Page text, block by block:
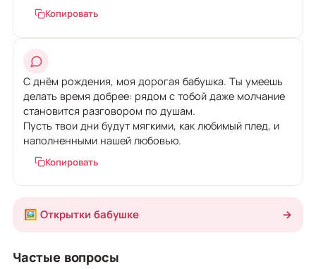
Копировать
С днём рождения, моя дорогая бабушка. Ты умеешь
делать время добрее: рядом с тобой даже молчание
становится разговором по душам.
Пусть твои дни будут мягкими, как любимый плед, и
наполненными нашей любовью.
Копировать
🖼️ Открытки бабушке →
Частые вопросы